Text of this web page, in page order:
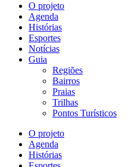
O projeto
Agenda
Histórias
Esportes
Notícias
Guia
Regiões
Bairros
Praias
Trilhas
Pontos Turísticos
O projeto
Agenda
Histórias